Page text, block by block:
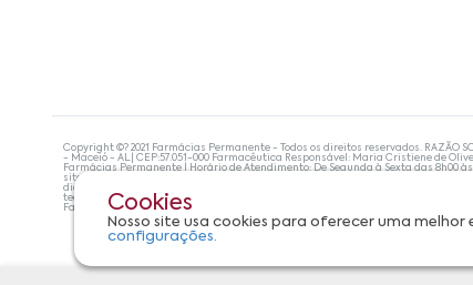
Cookies
Nosso site usa cookies para oferecer uma melhor
configurações.
Copyright ©? 2021 Farmácias Permanente - Todos os direitos reservados. RAZÃO
- Maceió - AL| CEP:57.051-000 Farmacêutica Responsável: Maria Cristiene de
Farmácias Permanente | Horário de Atendimento: De Segunda à Sexta das 8h00
site não devem ser utilizadas para automedicação e, de forma alguma,
diagnosticar problemas de saúde e prescrever o tratamento adequado. Se os
tecnologias mais avançadas de proteção de dados, para que você possa
Farmácias Permanente. Todos os pedidos efetuados estão sujeitos à